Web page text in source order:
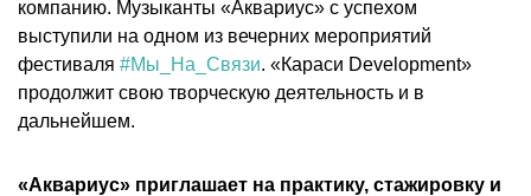
компанию. Музыканты «Аквариус» с успехом
выступили на одном из вечерних мероприятий
фестиваля #Мы_На_Связи. «Караси Development»
продолжит свою творческую деятельность и в
дальнейшем.
«Аквариус» приглашает на практику, стажировку и